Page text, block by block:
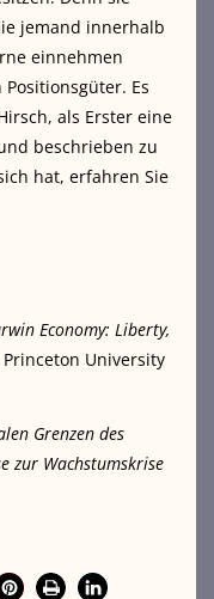
jemand innerhalb
einnehmen
Es
als Erster eine
beschrieben zu
hat, erfahren Sie
Economy: Liberty,
Princeton University
Grenzen des
zur Wachstumskrise